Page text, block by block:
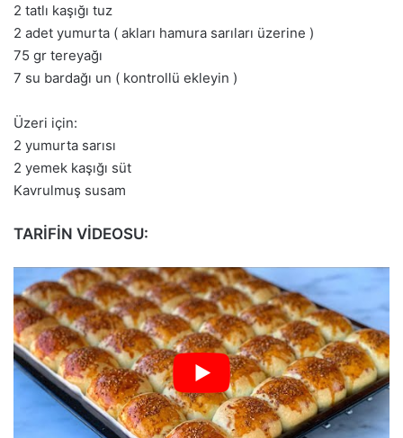
2 tatlı kaşığı tuz
2 adet yumurta ( akları hamura sarıları üzerine )
75 gr tereyağı
7 su bardağı un ( kontrollü ekleyin )
Üzeri için:
2 yumurta sarısı
2 yemek kaşığı süt
Kavrulmuş susam
TARİFİN VİDEOSU: